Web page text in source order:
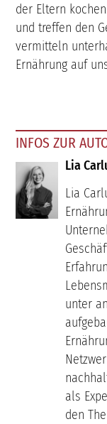
der Eltern
und treffen den
vermitteln
Ernährung auf
INFOS ZUR
Lia
Lia
unter
als
den